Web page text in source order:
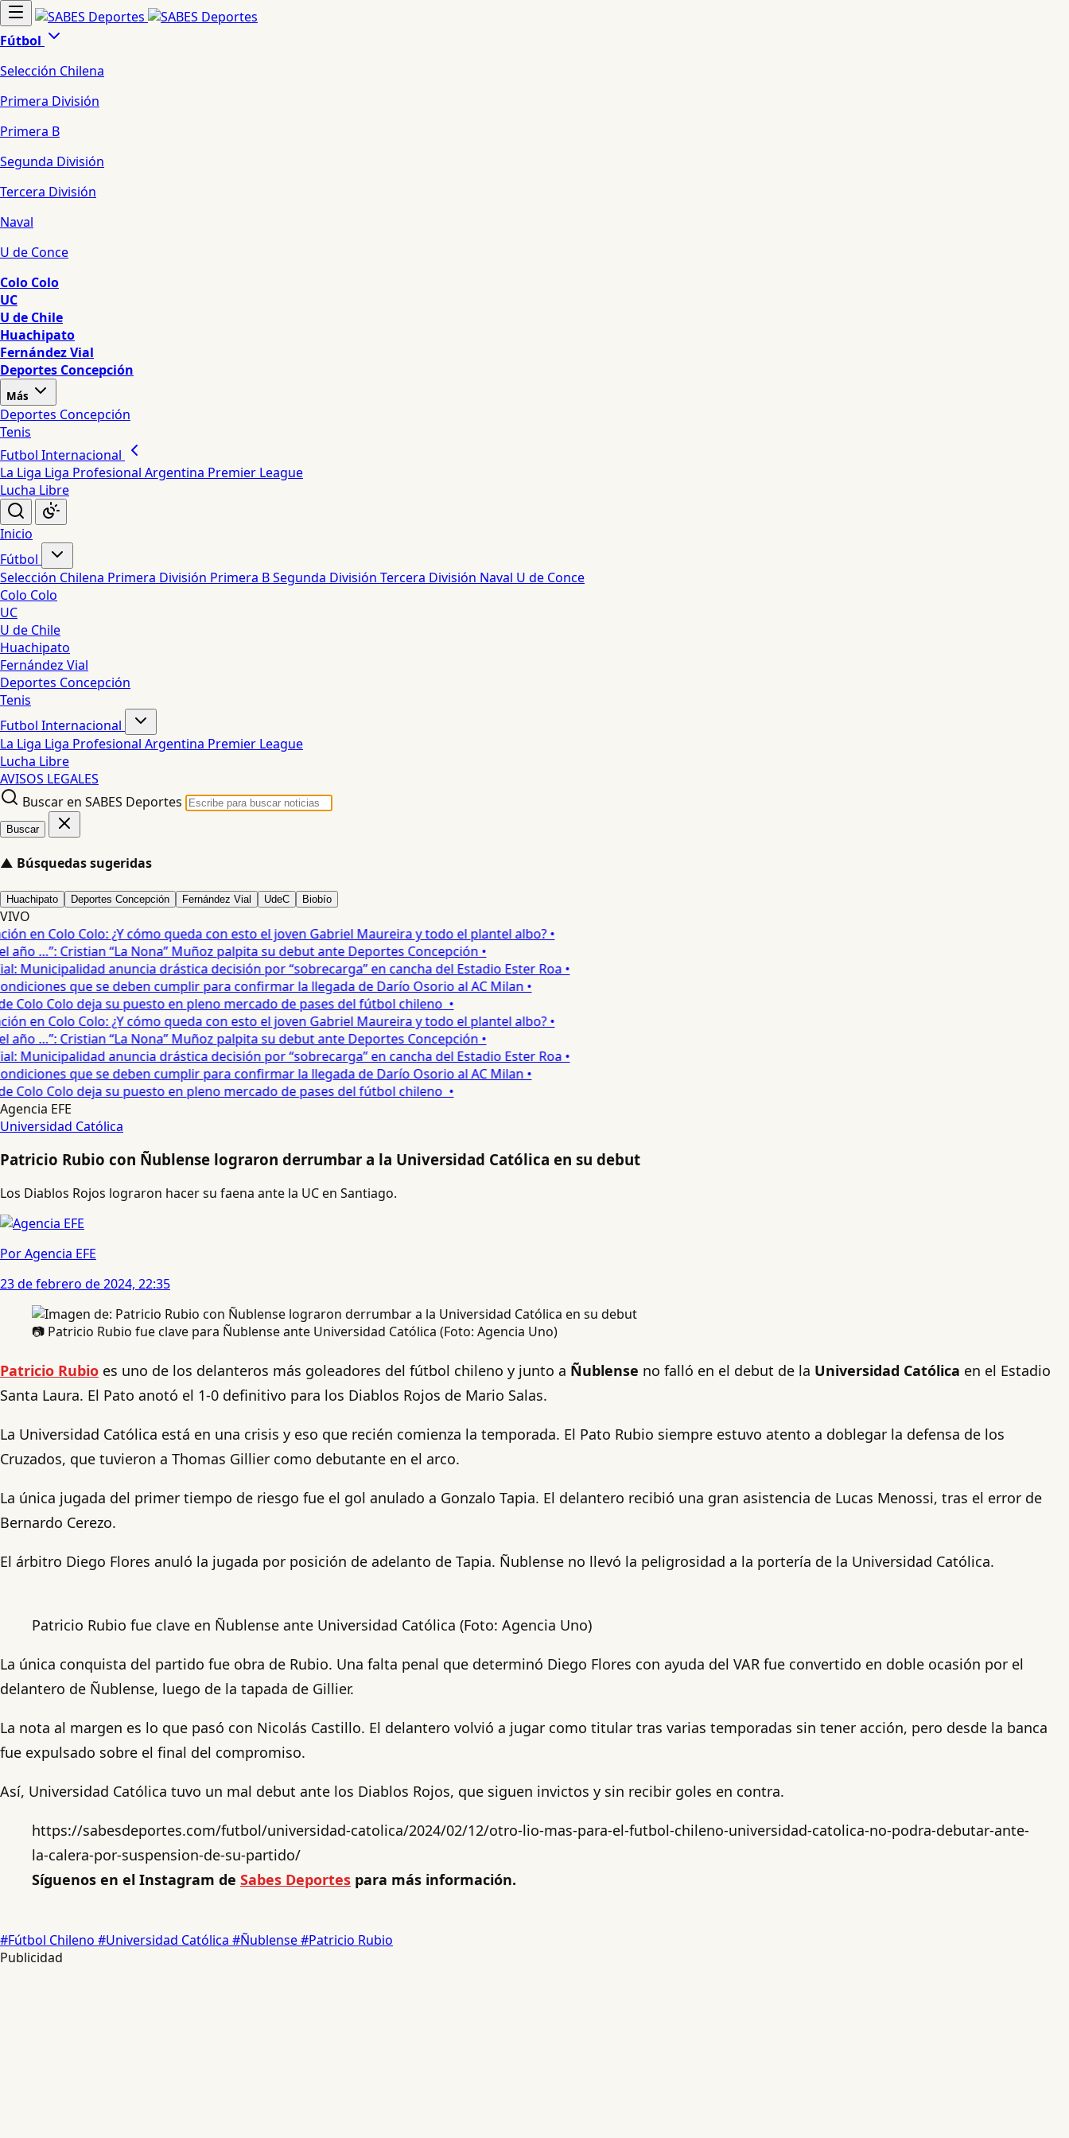
Fútbol
Selección Chilena
Primera División
Primera B
Segunda División
Tercera División
Naval
U de Conce
Colo Colo
UC
U de Chile
Huachipato
Fernández Vial
Deportes Concepción
Más
Deportes Concepción
Tenis
Futbol Internacional
La Liga Liga Profesional Argentina Premier League
Lucha Libre
Inicio
Fútbol
Selección Chilena Primera División Primera BSegunda División Tercera División Naval U de Conce
Colo Colo
UC
U de Chile
Huachipato
Fernández Vial
Deportes Concepción
Tenis
Futbol Internacional
La Liga Liga Profesional Argentina Premier League
Lucha Libre
AVISOS LEGALES
Buscar en SABES Deportes
Buscar
▲ Búsquedas sugeridas
Huachipato Deportes Concepción Fernández Vial UdeC Biobío
VIVO
en Colo Colo: ¿Y cómo queda con esto el joven Gabriel Maureira y todo el plantel albo? •
…”: Cristian “La Nona” Muñoz palpita su debut ante Deportes Concepción •
Municipalidad anuncia drástica decisión por “sobrecarga” en cancha del Estadio Ester Roa •
que se deben cumplir para confirmar la llegada de Darío Osorio al AC Milan •
Colo Colo deja su puesto en pleno mercado de pases del fútbol chileno •
en Colo Colo: ¿Y cómo queda con esto el joven Gabriel Maureira y todo el plantel albo? •
…”: Cristian “La Nona” Muñoz palpita su debut ante Deportes Concepción •
Municipalidad anuncia drástica decisión por “sobrecarga” en cancha del Estadio Ester Roa •
que se deben cumplir para confirmar la llegada de Darío Osorio al AC Milan •
Colo Colo deja su puesto en pleno mercado de pases del fútbol chileno •
Agencia EFE
Universidad Católica
Patricio Rubio con Ñublense lograron derrumbar a la Universidad Católica en su debut
Los Diablos Rojos lograron hacer su faena ante la UC en Santiago.
Por Agencia EFE
23 de febrero de 2024, 22:35
📷 Patricio Rubio fue clave para Ñublense ante Universidad Católica (Foto: Agencia Uno)
Patricio Rubio es uno de los delanteros más goleadores del fútbol chileno y junto a Ñublense no falló en el debut de la Universidad Católica en el Estadio
Santa Laura. El Pato anotó el 1-0 definitivo para los Diablos Rojos de Mario Salas.
La Universidad Católica está en una crisis y eso que recién comienza la temporada. El Pato Rubio siempre estuvo atento a doblegar la defensa de los
Cruzados, que tuvieron a Thomas Gillier como debutante en el arco.
La única jugada del primer tiempo de riesgo fue el gol anulado a Gonzalo Tapia. El delantero recibió una gran asistencia de Lucas Menossi, tras el error de
Bernardo Cerezo.
El árbitro Diego Flores anuló la jugada por posición de adelanto de Tapia. Ñublense no llevó la peligrosidad a la portería de la Universidad Católica.
Patricio Rubio fue clave en Ñublense ante Universidad Católica (Foto: Agencia Uno)
La única conquista del partido fue obra de Rubio. Una falta penal que determinó Diego Flores con ayuda del VAR fue convertido en doble ocasión por el
delantero de Ñublense, luego de la tapada de Gillier.
La nota al margen es lo que pasó con Nicolás Castillo. El delantero volvió a jugar como titular tras varias temporadas sin tener acción, pero desde la banca
fue expulsado sobre el final del compromiso.
Así, Universidad Católica tuvo un mal debut ante los Diablos Rojos, que siguen invictos y sin recibir goles en contra.
https://sabesdeportes.com/futbol/universidad-catolica/2024/02/12/otro-lio-mas-para-el-futbol-chileno-universidad-catolica-no-podra-debutar-ante-
la-calera-por-suspension-de-su-partido/
Síguenos en el Instagram de Sabes Deportes para más información.
#Fútbol Chileno #Universidad Católica #Ñublense#Patricio Rubio
Publicidad